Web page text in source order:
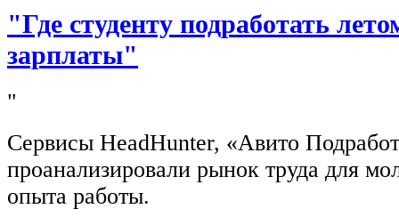
"Где студенту подработать
зарплаты"
"
Сервисы HeadHunter, «Авито
проанализировали рынок труда для
опыта работы.